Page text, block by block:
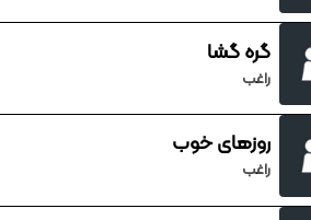
گره گشا
راغب
روزهای خوب
راغب